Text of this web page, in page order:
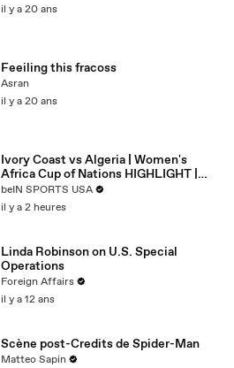
il y a 20 ans
Feeiling this fracoss
Asran
il y a 20 ans
Ivory Coast vs Algeria | Women's
Africa Cup of Nations HIGHLIGHT |
08/08/2026 | beIN Sports USA
beIN SPORTS USA
il y a 2 heures
Linda Robinson on U.S. Special
Operations
Foreign Affairs
il y a 12 ans
Scène post-Credits de Spider-Man
Matteo Sapin